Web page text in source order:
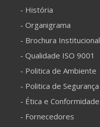
- História
- Organigrama
- Brochura Institucional
- Qualidade ISO 9001
- Politica de Ambiente
- Politica de Segurança
- Ética e Conformidade
- Fornecedores